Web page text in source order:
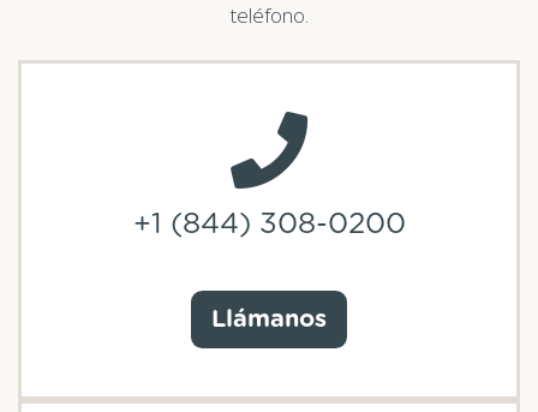
teléfono.
+1 (844) 308-0200
Llámanos